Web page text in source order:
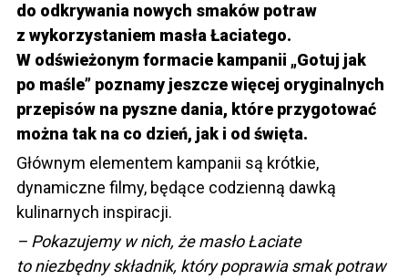
do odkrywania nowych smaków potraw
z wykorzystaniem masła Łaciatego.
W odświeżonym formacie kampanii „Gotuj jak
po maśle” poznamy jeszcze więcej oryginalnych
przepisów na pyszne dania, które przygotować
można tak na co dzień, jak i od święta.
Głównym elementem kampanii są krótkie,
dynamiczne filmy, będące codzienną dawką
kulinarnych inspiracji.
– Pokazujemy w nich, że masło Łaciate
to niezbędny składnik, który poprawia smak potraw